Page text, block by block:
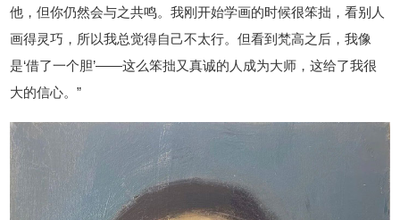
他，但你仍然会与之共鸣。我刚开始学画的时候很笨拙，看别人
画得灵巧，所以我总觉得自己不太行。但看到梵高之后，我像
是‘借了一个胆’——这么笨拙又真诚的人成为大师，这给了我很
大的信心。”